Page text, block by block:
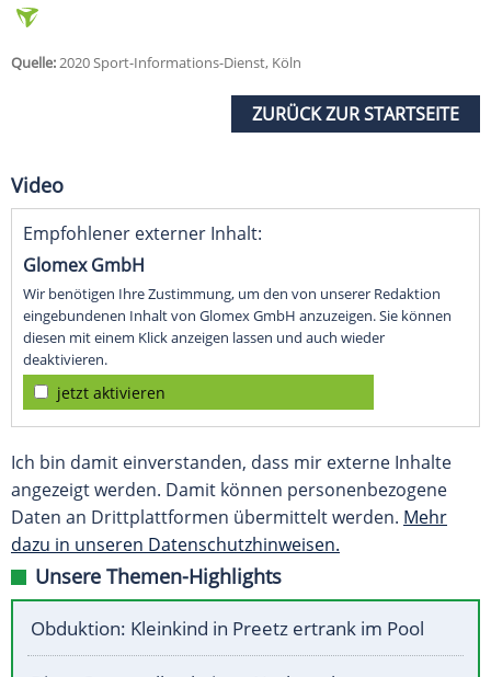
Quelle:2020 Sport-Informations-Dienst, Köln
ZURÜCK ZUR STARTSEITE
Video
Empfohlener externer Inhalt:
Glomex GmbH
Wir benötigen Ihre Zustimmung, um den von unserer Redaktion
eingebundenen Inhalt von Glomex GmbH anzuzeigen. Sie können
diesen mit einem Klick anzeigen lassen und auch wieder
deaktivieren.
jetzt aktivieren
Ich bin damit einverstanden, dass mir externe Inhalte
angezeigt werden. Damit können personenbezogene
Daten an Drittplattformen übermittelt werden. Mehr
dazu in unseren Datenschutzhinweisen.
Unsere Themen-Highlights
Obduktion: Kleinkind in Preetz ertrank im Pool